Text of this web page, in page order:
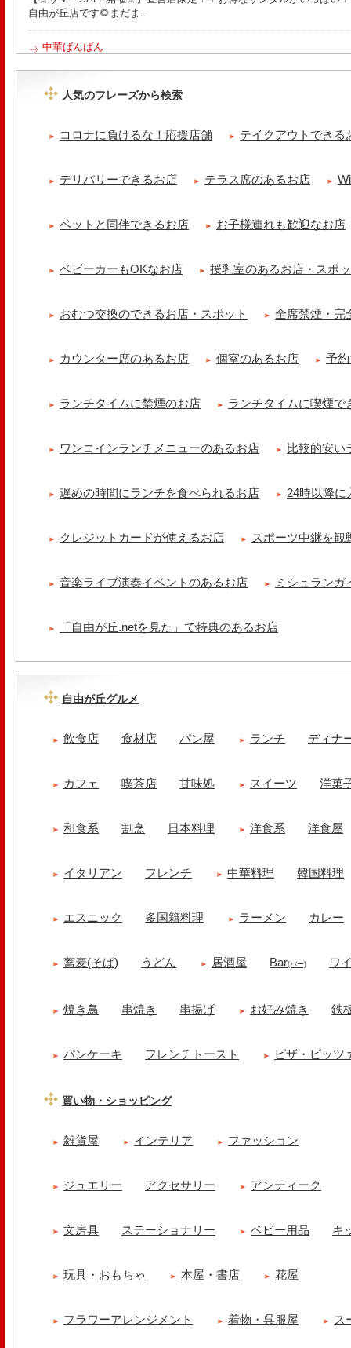
自由が丘店です🌻まだま..
中華ばんばん
ッコラサラダをそえて)手..
【 よもぎ蒸しやリラクゼーション専門の顧問契約 】 冷え性改善協会
人気のフレーズから検索
コロナに負けるな！応援店舗 テイクアウトできる
デリバリーできるお店 テラス席のあるお店
ペットと同伴できるお店 お子様連れも歓迎なお店
ベビーカーもOKなお店 授乳室のあるお店・スポ
おむつ交換のできるお店・スポット 全席禁煙・完
カウンター席のあるお店 個室のあるお店 予
ランチタイムに禁煙のお店 ランチタイムに喫煙で
ワンコインランチメニューのあるお店 比較的安い
遅めの時間にランチを食べられるお店 24時以降に
クレジットカードが使えるお店 スポーツ中継を観
音楽ライブ演奏イベントのあるお店 ミシュランガ
「自由が丘.netを見た」で特典のあるお店
自由が丘グルメ
飲食店 食材店 パン屋 ランチ ディナ
カフェ 喫茶店 甘味処 スイーツ 洋菓
和食系 割烹 日本料理 洋食系 洋食屋
イタリアン フレンチ 中華料理 韓国料理
エスニック 多国籍料理 ラーメン カレー
蕎麦(そば) うどん 居酒屋 Bar(バー) ワ
焼き鳥 串焼き 串揚げ お好み焼き 鉄
パンケーキ フレンチトースト ピザ・ピッツ
買い物・ショッピング
雑貨屋 インテリア ファッション
ジュエリー アクセサリー アンティーク
文房具 ステーショナリー ベビー用品 キ
玩具・おもちゃ 本屋・書店 花屋
フラワーアレンジメント 着物・呉服屋 ス